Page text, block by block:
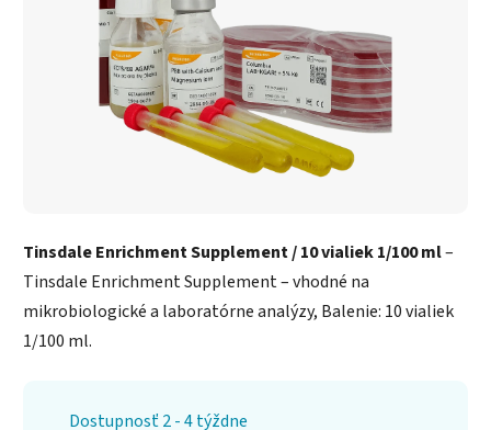
Tinsdale Enrichment Supplement / 10 vialiek 1/100 ml–
Tinsdale Enrichment Supplement – vhodné na
mikrobiologické a laboratórne analýzy, Balenie: 10 vialiek
1/100 ml.
Dostupnosť 2 - 4 týždne